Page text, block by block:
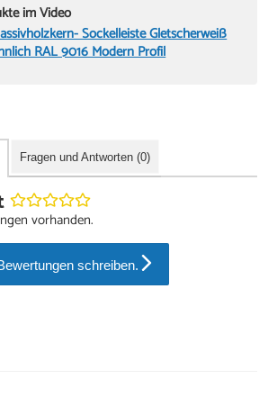
im Video
Sockelleiste Gletscherweiß
RAL 9016 Modern Profil
Fragen und Antworten (0)
vorhanden.
schreiben.